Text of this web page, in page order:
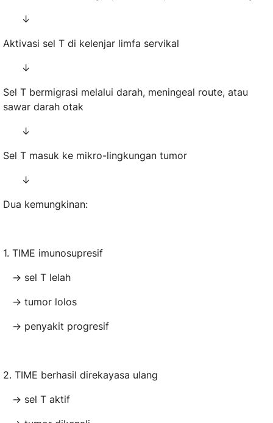
↓
Aktivasi sel T di kelenjar limfa servikal
↓
Sel T bermigrasi melalui darah, meningeal route, atau
sawar darah otak
↓
Sel T masuk ke mikro-lingkungan tumor
↓
Dua kemungkinan:
1. TIME imunosupresif
→ sel T lelah
→ tumor lolos
→ penyakit progresif
2. TIME berhasil direkayasa ulang
→ sel T aktif